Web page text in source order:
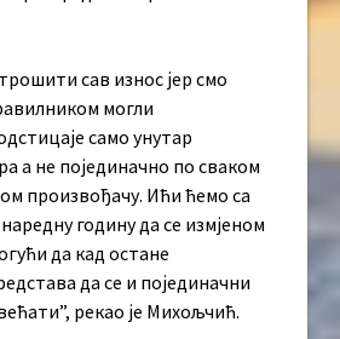
сав износ јер смо
могли
само унутар
а не појединачно по сваком
произвођачу. Ићи ћемо са
годину да се измјеном
да кад остане
да се и појединачни
рекао је Михољчић.